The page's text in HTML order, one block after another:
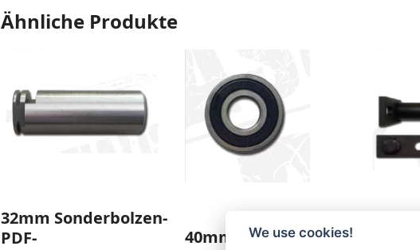
Ähnliche Produkte
32mm Sonderbolzen-
PDF-
40mm
We use cookies!